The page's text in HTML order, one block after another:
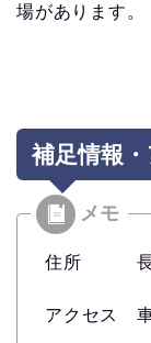
場があります。
補足情報
住所 長野
アクセス